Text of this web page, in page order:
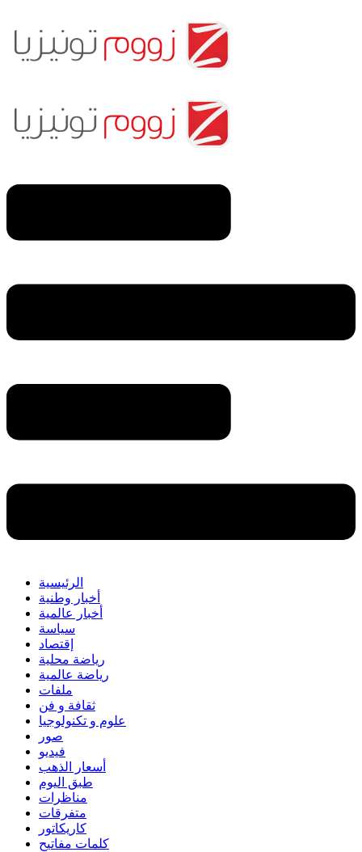
الرئيسية
أخبار وطنية
أخبار عالمية
سياسة
إقتصاد
رياضة محلية
رياضة عالمية
ملفات
ثقافة و فن
علوم و تكنولوجيا
صور
فيديو
أسعار الذهب
طبق اليوم
مناظرات
متفرقات
كاريكاتور
كلمات مفاتيح